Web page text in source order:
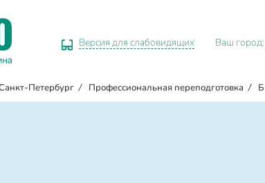
Версия для слабовидящих Ваш город:
Петербург / Профессиональная переподготовка /